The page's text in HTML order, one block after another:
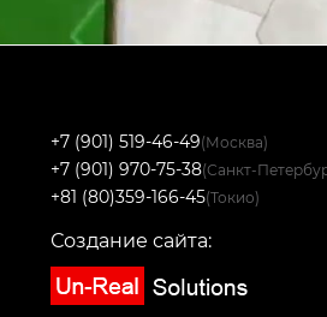
+7 (901) 519-46-49(Москва)
+7 (901) 970-75-38(Санкт-
+81 (80)359-166-45(Токио)
Создание сайта: